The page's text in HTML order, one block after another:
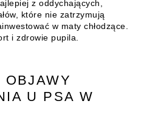
z oddychających,
które nie zatrzymują
w maty chłodzące.
i zdrowie pupila.
OBJAWY
U PSA W